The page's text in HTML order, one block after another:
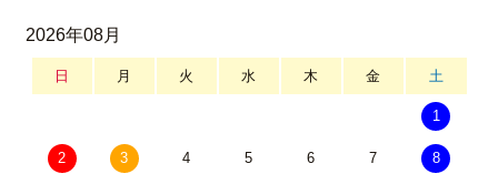
2026年08月
日 月 火 水 木 金 土
1
2 3 4 5 6 7 8